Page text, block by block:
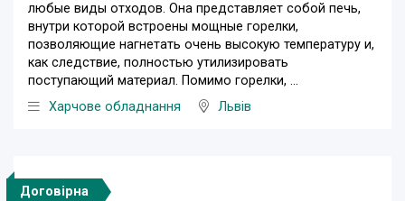
любые виды отходов. Она представляет собой печь,
внутри которой встроены мощные горелки,
позволяющие нагнетать очень высокую температуру и,
как следствие, полностью утилизировать
поступающий материал. Помимо горелки, ...
Харчове обладнання
Львів
Договірна